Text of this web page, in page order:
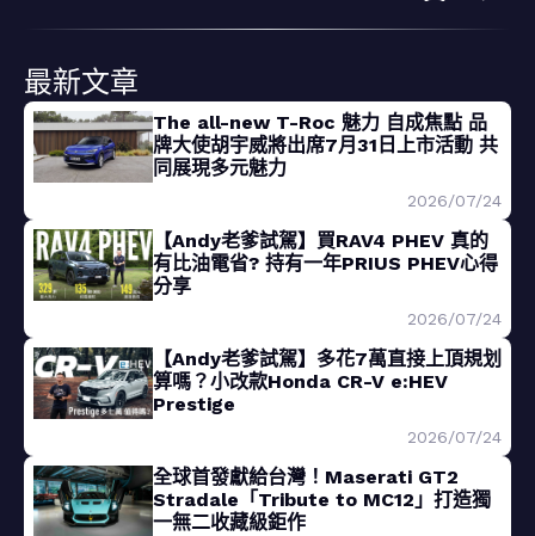
最新文章
The all-new T-Roc 魅力 自成焦點 品
牌大使胡宇威將出席7月31日上市活動 共
同展現多元魅力
2026/07/24
【Andy老爹試駕】買RAV4 PHEV 真的
有比油電省? 持有一年PRIUS PHEV心得
分享
2026/07/24
【Andy老爹試駕】多花7萬直接上頂規划
算嗎？小改款Honda CR-V e:HEV
Prestige
2026/07/24
全球首發獻給台灣！Maserati GT2
Stradale「Tribute to MC12」打造獨
一無二收藏級鉅作